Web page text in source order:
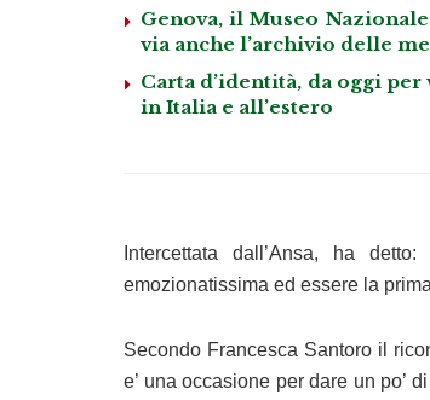
Genova, il Museo
via anche l’archivio delle
Carta d’identità, da oggi
in Italia e all’estero
Intercettata dall’Ansa, ha
emozionatissima ed essere la
Secondo Francesca Santoro il
e’ una occasione per dare un po’